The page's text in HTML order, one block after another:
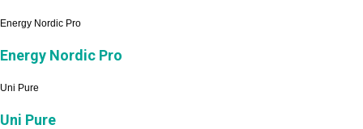
Energy Nordic Pro
Energy Nordic Pro
Uni Pure
Uni Pure